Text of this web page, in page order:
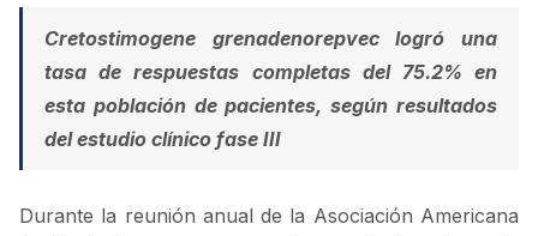
Cretostimogene grenadenorepvec logró una
tasa de respuestas completas del 75.2% en
esta población de pacientes, según resultados
del estudio clínico fase III
Durante la reunión anual de la Asociación Americana